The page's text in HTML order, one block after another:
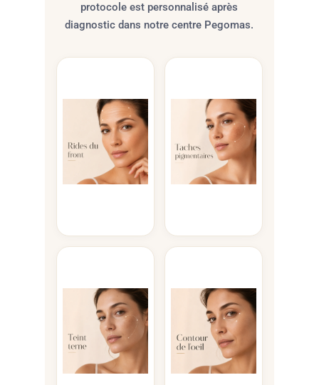
protocole est personnalisé après
diagnostic dans notre centre Pegomas.